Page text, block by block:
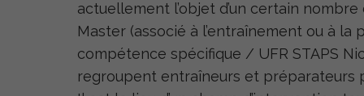
actuellement l’objet d’un certain
Master (associé à l’entraînement ou à
compétence spécifique / UFR STAPS
regroupent entraîneurs et préparateurs